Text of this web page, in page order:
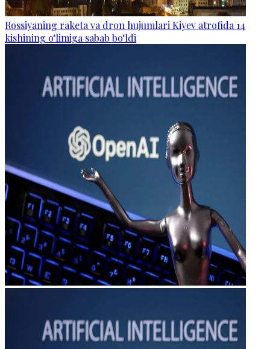
Rossiyaning raketa va dron hujumlari Kiyev atrofida 14
kishining o‘limiga sabab bo‘ldi